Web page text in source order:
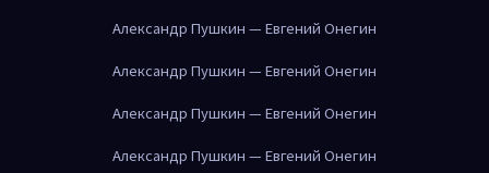
Александр Пушкин — Евгений Онегин
Александр Пушкин — Евгений Онегин
Александр Пушкин — Евгений Онегин
Александр Пушкин — Евгений Онегин